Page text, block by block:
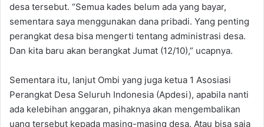
desa tersebut. “Semua kades belum ada yang bayar,
sementara saya menggunakan dana pribadi. Yang penting
perangkat desa bisa mengerti tentang administrasi desa.
Dan kita baru akan berangkat Jumat (12/10),” ucapnya.
Sementara itu, lanjut Ombi yang juga ketua 1 Asosiasi
Perangkat Desa Seluruh Indonesia (Apdesi), apabila nanti
ada kelebihan anggaran, pihaknya akan mengembalikan
uang tersebut kepada masing-masing desa. Atau bisa saja